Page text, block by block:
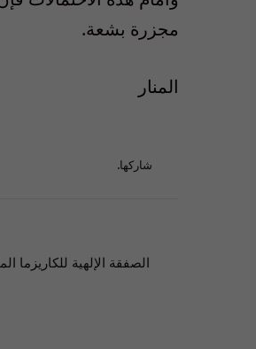
مجزرة بشعة.
المنار
شاركها.
الصفقة الإلهية للكاريزما